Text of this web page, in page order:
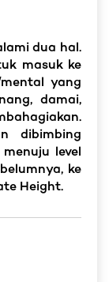
dua hal.
masuk ke
yang
damai,
dibimbing
level
ke
Height.